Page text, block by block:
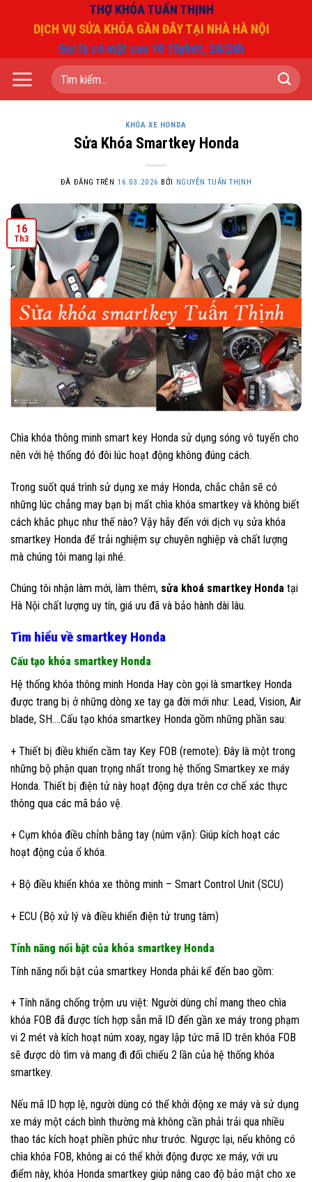
dung
THỢ KHÓA TUẤN THỊNH
DỊCH VỤ SỬA KHÓA GẦN ĐÂY TẠI NHÀ HÀ NỘI
Gọi là có mặt sau 10 15phút, 24/24h
Tìm
kiếm:
KHÓA XE HONDA
Sửa Khóa Smartkey Honda
ĐÃ ĐĂNG TRÊN 16.03.2026 BỞI NGUYỄN TUẤN THỊNH
16
Th3
Chìa khóa thông minh smart key Honda sử dụng sóng vô tuyến cho
nên với hệ thống đó đôi lúc hoạt động không đúng cách.
Trong suốt quá trình sử dụng xe máy Honda, chắc chắn sẽ có
những lúc chẳng may bạn bị mất chìa khóa smartkey và không biết
cách khắc phục như thế nào? Vậy hãy đến với dịch vụ sửa khóa
smartkey Honda để trải nghiệm sự chuyên nghiệp và chất lượng
mà chúng tôi mang lại nhé.
Chúng tôi nhận làm mới, làm thêm, sửa khoá smartkey Honda tại
Hà Nội chất lượng uy tín, giá ưu đã và bảo hành dài lâu.
Tìm hiểu về smartkey Honda
Cấu tạo khóa smartkey Honda
Hệ thống khóa thông minh Honda Hay còn gọi là smartkey Honda
được trang bị ở những dòng xe tay ga đời mới như: Lead, Vision, Air
blade, SH….Cấu tạo khóa smartkey Honda gồm những phần sau:
+ Thiết bị điều khiển cầm tay Key FOB (remote): Đây là một trong
những bộ phận quan trọng nhất trong hệ thống Smartkey xe máy
Honda. Thiết bị điện tử này hoạt động dựa trên cơ chế xác thực
thông qua các mã bảo vệ.
+ Cụm khóa điều chỉnh bằng tay (núm vặn): Giúp kích hoạt các
hoạt động của ổ khóa.
+ Bộ điều khiển khóa xe thông minh – Smart Control Unit (SCU)
+ ECU (Bộ xử lý và điều khiển điện tử trung tâm)
Tính năng nổi bật của khóa smartkey Honda
Tính năng nổi bật của smartkey Honda phải kể đến bao gồm:
+ Tính năng chống trộm ưu việt: Người dùng chỉ mang theo chìa
khóa FOB đã được tích hợp sẵn mã ID đến gần xe máy trong phạm
vi 2 mét và kích hoạt núm xoay, ngay lập tức mã ID trên khóa FOB
sẽ được dò tìm và mang đi đối chiếu 2 lần của hệ thống khóa
smartkey.
Nếu mã ID hợp lệ, người dùng có thể khởi động xe máy và sử dụng
xe máy một cách bình thường mà không cần phải trải qua nhiều
thao tác kích hoạt phiền phức như trước. Ngược lại, nếu không có
chìa khóa FOB, không ai có thể khởi động được xe máy, với ưu
điểm này, khóa Honda smartkey giúp nâng cao độ bảo mật cho xe